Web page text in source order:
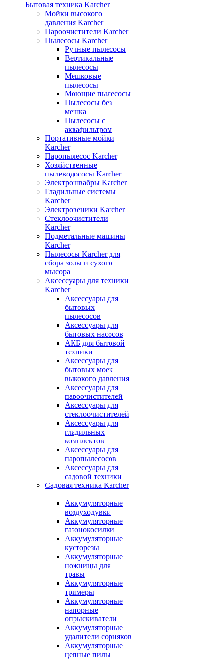
Бытовая техника Karcher
Мойки высокого
давления Karcher
Пароочистители Karcher
Пылесосы Karcher
Ручные пылесосы
Вертикальные
пылесосы
Мешковые
пылесосы
Моющие пылесосы
Пылесосы без
мешка
Пылесосы с
аквафильтром
Портативные мойки
Karcher
Паропылесос Karcher
Хозяйственные
пылеводососы Karcher
Электрошвабры Karcher
Гладильные системы
Karcher
Электровеники Karcher
Стеклоочистители
Karcher
Подметальные машины
Karcher
Пылесосы Karcher для
сбора золы и сухого
мысора
Аксессуары для техники
Karcher
Аксессуары для
бытовых
пылесосов
Аксессуары для
бытовых насосов
АКБ для бытовой
техники
Аксессуары для
бытовых моек
выкокого давления
Аксессуары для
пароочистителей
Аксессуары для
стеклоочистителей
Аксессуары для
гладильных
комплектов
Аксессуары для
паропылесосов
Аксессуары для
садовой техники
Садовая техника Karcher
Аккумуляторные
воздуходувки
Аккумуляторные
газонокосилки
Аккумуляторные
кусторезы
Аккумуляторные
ножницы для
травы
Аккумуляторные
тримеры
Аккумуляторные
напорные
опрыскиватели
Аккумуляторные
удалители сорняков
Аккумуляторные
цепные пилы